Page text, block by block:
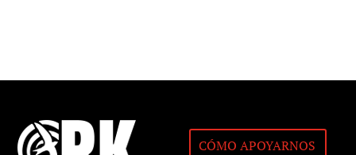
CÓMO APOYARNOS